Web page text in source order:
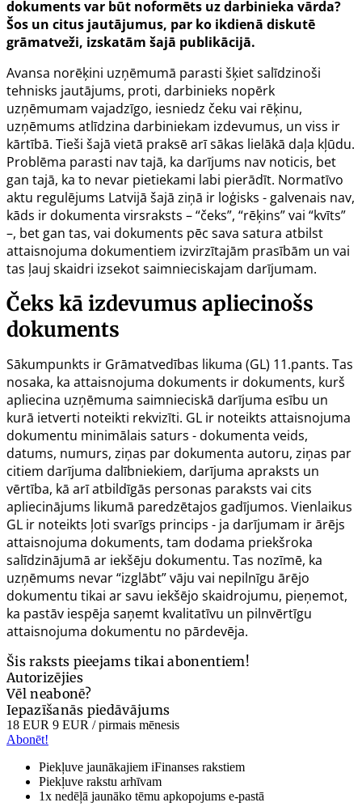
dokuments var būt noformēts uz darbinieka vārda?
Šos un citus jautājumus, par ko ikdienā diskutē
grāmatveži, izskatām šajā publikācijā.
Avansa norēķini uzņēmumā parasti šķiet salīdzinoši
tehnisks jautājums, proti, darbinieks nopērk
uzņēmumam vajadzīgo, iesniedz čeku vai rēķinu,
uzņēmums atlīdzina darbiniekam izdevumus, un viss ir
kārtībā. Tieši šajā vietā praksē arī sākas lielākā daļa kļūdu.
Problēma parasti nav tajā, ka darījums nav noticis, bet
gan tajā, ka to nevar pietiekami labi pierādīt. Normatīvo
aktu regulējums Latvijā šajā ziņā ir loģisks - galvenais nav,
kāds ir dokumenta virsraksts – “čeks”, “rēķins” vai “kvīts”
–, bet gan tas, vai dokuments pēc sava satura atbilst
attaisnojuma dokumentiem izvirzītajām prasībām un vai
tas ļauj skaidri izsekot saimnieciskajam darījumam.
Čeks kā izdevumus apliecinošs
dokuments
Sākumpunkts ir Grāmatvedības likuma (GL) 11.pants. Tas
nosaka, ka attaisnojuma dokuments ir dokuments, kurš
apliecina uzņēmuma saimnieciskā darījuma esību un
kurā ietverti noteikti rekvizīti. GL ir noteikts attaisnojuma
dokumentu minimālais saturs - dokumenta veids,
datums, numurs, ziņas par dokumenta autoru, ziņas par
citiem darījuma dalībniekiem, darījuma apraksts un
vērtība, kā arī atbildīgās personas paraksts vai cits
apliecinājums likumā paredzētajos gadījumos. Vienlaikus
GL ir noteikts ļoti svarīgs princips - ja darījumam ir ārējs
attaisnojuma dokuments, tam dodama priekšroka
salīdzinājumā ar iekšēju dokumentu. Tas nozīmē, ka
uzņēmums nevar “izglābt” vāju vai nepilnīgu ārējo
dokumentu tikai ar savu iekšējo skaidrojumu, pieņemot,
ka pastāv iespēja saņemt kvalitatīvu un pilnvērtīgu
attaisnojuma dokumentu no pārdevēja.
Šis raksts pieejams tikai abonentiem!
Autorizējies
Vēl neabonē?
Iepazīšanās piedāvājums
18 EUR 9 EUR / pirmais mēnesis
Abonēt!
Piekļuve jaunākajiem iFinanses rakstiem
Piekļuve rakstu arhīvam
1x nedēļā jaunāko tēmu apkopojums e-pastā